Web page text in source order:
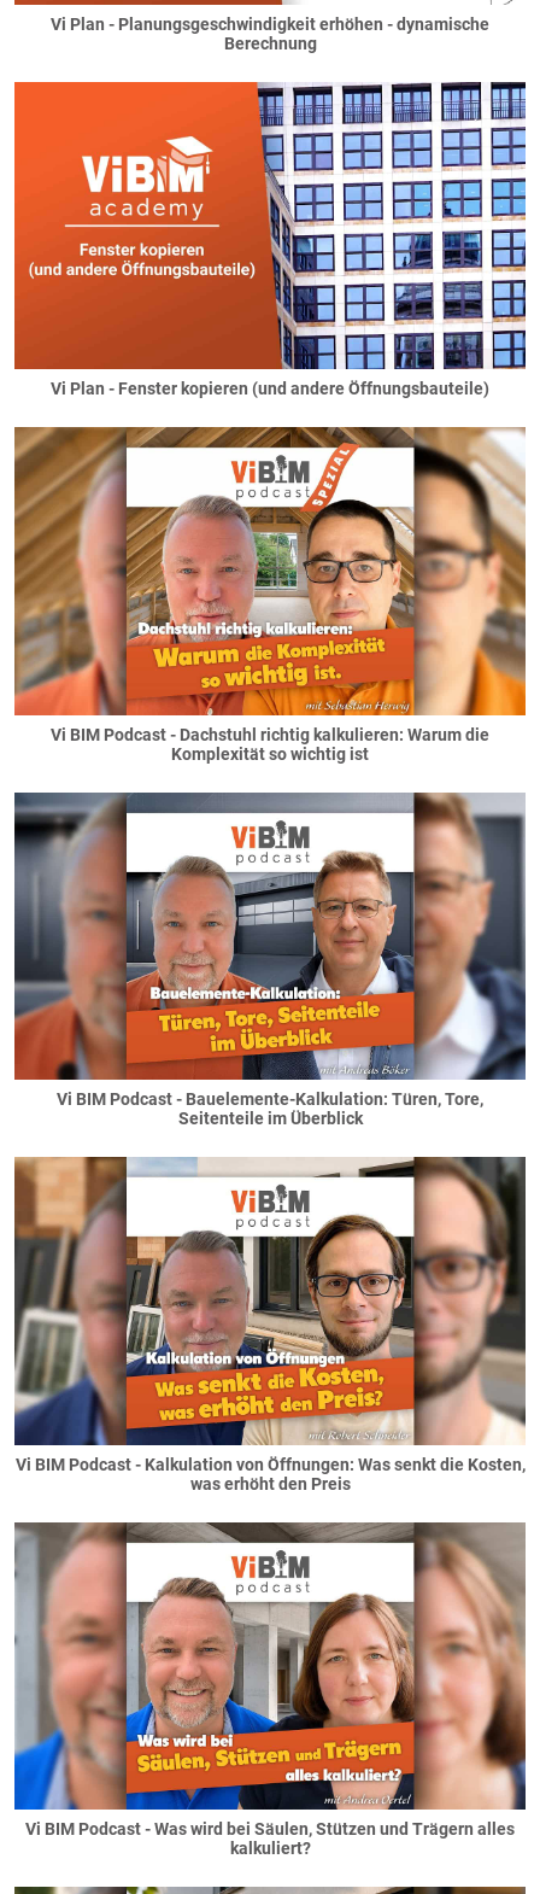
Vi Plan - Planungsgeschwindigkeit erhöhen - dynamische
Berechnung
Vi Plan - Fenster kopieren (und andere Öffnungsbauteile)
Vi BIM Podcast - Dachstuhl richtig kalkulieren: Warum die
Komplexität so wichtig ist
Vi BIM Podcast - Bauelemente-Kalkulation: Türen, Tore,
Seitenteile im Überblick
Vi BIM Podcast - Kalkulation von Öffnungen: Was senkt die Kosten,
was erhöht den Preis
Vi BIM Podcast - Was wird bei Säulen, Stützen und Trägern alles
kalkuliert?